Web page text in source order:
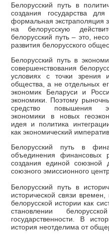
Белорусский путь в
создания государства
формальная экстраполяция
на белорусскую
белорусский путь – это,
развития белорусского
Белорусский путь в
совершенствования
условиях с точки зрения
общества, а не отдельных
экономик Беларуси и
экономики. Поэтому
средство повышения
экономики в новых
идея и политика
как экономический
Белорусский путь в
объединения финансовых
создания единой союзной
союзного эмиссионного
Белорусский путь в
исторической связи
белорусской истории как
становлении
государственности. В
история неотделима от